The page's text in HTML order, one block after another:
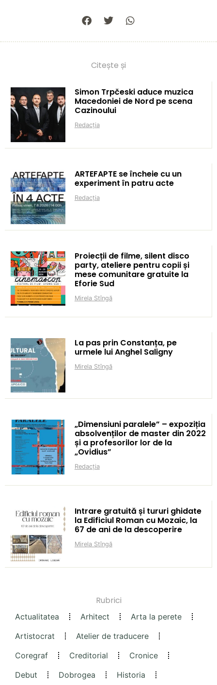
Citește și
Simon Trpčeski aduce muzica
Macedoniei de Nord pe scena
Cazinoului
Redacția
ARTEFAPTE se încheie cu un
experiment în patru acte
Redacția
Proiecții de filme, silent disco
party, ateliere pentru copii și
mese comunitare gratuite la
Eforie Sud
Mirela Stîngă
La pas prin Constanța, pe
urmele lui Anghel Saligny
Mirela Stîngă
„Dimensiuni paralele” – expoziția
absolvenților de master din 2022
și a profesorilor lor de la
„Ovidius”
Redacția
Intrare gratuită și tururi ghidate
la Edificiul Roman cu Mozaic, la
67 de ani de la descoperire
Mirela Stîngă
Rubrici
Actualitatea Arhitect
Arta la perete
Artistocrat
Atelier de traducere
Coregraf
Creditorial
Cronice
Debut
Dobrogea
Historia